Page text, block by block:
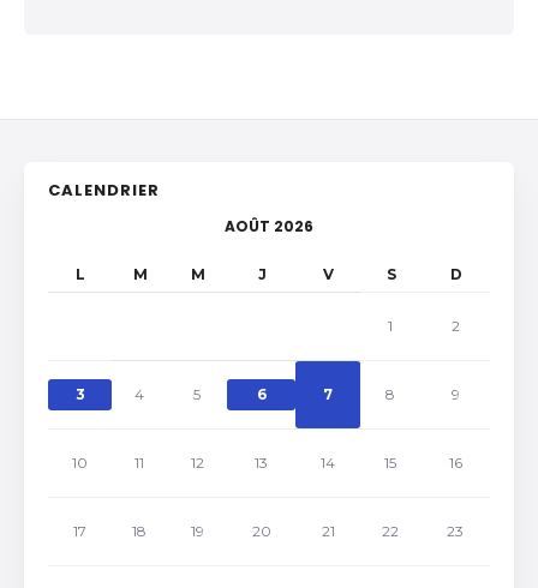
CALENDRIER
AOÛT 2026
L M M J V S D
1 2
3 4 5 6 7 8 9
10 11 12 13 14 15 16
17 18 19 20 21 22 23